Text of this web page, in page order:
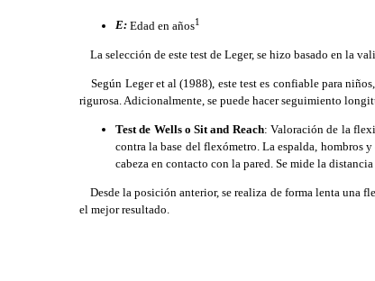
E: Edad en años1
La selección de este test de Leger, se hizo basado en la
Según Leger et al (1988), este test es confiable para
rigurosa. Adicionalmente, se puede hacer seguimiento
Test de Wells o Sit and Reach: Valoración de la
contra la base del flexómetro. La espalda, hombros
cabeza en contacto con la pared. Se mide la
Desde la posición anterior, se realiza de forma lenta una
el mejor resultado.